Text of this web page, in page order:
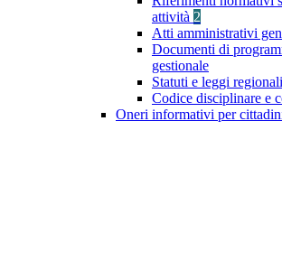
attività 2
Atti amministrativi
Documenti di
gestionale
Statuti e leggi regionali
Codice disciplinare e
Oneri informativi per